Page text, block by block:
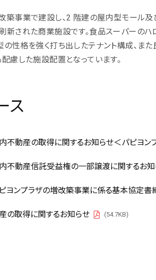
事業で建設し、2 階建の屋内型モール及
された商業施設です。食品スーパーのハ
性格を強く打ち出したテナント構成、ま
慮した施設配置となっています。
ス
不動産の取得に関するお知らせ＜パピヨン
不動産信託受益権の一部譲渡に関するお知
ヨンプラザの増改築事業に係る基本協定書
の取得に関するお知らせ PDF
(54.7KB)